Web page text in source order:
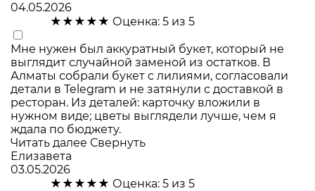
04.05.2026
★★★★★ Оценка: 5 из 5
Мне нужен был аккуратный букет, который не
выглядит случайной заменой из остатков. В
Алматы собрали букет с лилиями, согласовали
детали в Telegram и не затянули с доставкой в
ресторан. Из деталей: карточку вложили в
нужном виде; цветы выглядели лучше, чем я
ждала по бюджету.
Читать далее Свернуть
Елизавета
03.05.2026
★★★★★ Оценка: 5 из 5